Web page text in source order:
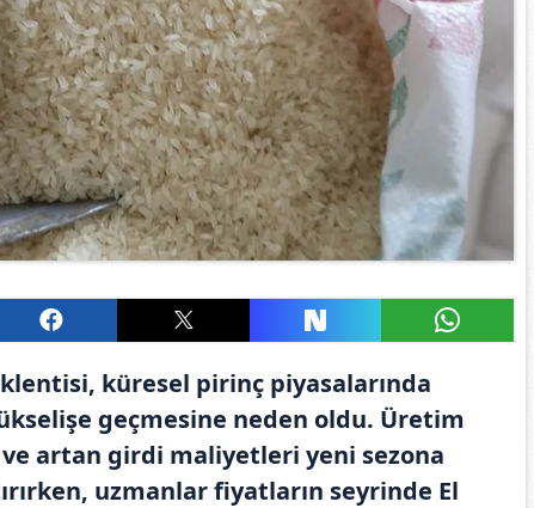
küresel pirinç piyasalarında
geçmesine neden oldu. Üretim
artan girdi maliyetleri yeni sezona
uzmanlar fiyatların seyrinde El